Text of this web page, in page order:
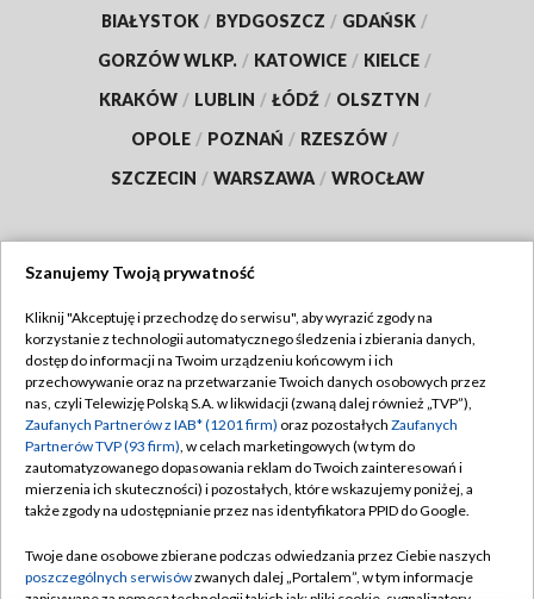
BIAŁYSTOK / BYDGOSZCZ / GDAŃSK /
GORZÓW WLKP. / KATOWICE / KIELCE /
KRAKÓW / LUBLIN / ŁÓDŹ / OLSZTYN /
OPOLE / POZNAŃ / RZESZÓW /
SZCZECIN / WARSZAWA / WROCŁAW
TVP
Abonament TVP
Emisja w TVP
Centrum informacji TVP
Naziemna Telewizja Cyfrowa
Rada Programowa
Regulamin TVP
Polityka prywatności
Moje zgody
Pomoc
Kontakt
Szanujemy Twoją prywatność
Kliknij "Akceptuję i przechodzę do serwisu", aby wyrazić zgody na
korzystanie z technologii automatycznego śledzenia i zbierania danych,
dostęp do informacji na Twoim urządzeniu końcowym i ich
przechowywanie oraz na przetwarzanie Twoich danych osobowych przez
nas, czyli Telewizję Polską S.A. w likwidacji (zwaną dalej również „TVP”),
Zaufanych Partnerów z IAB* (1201 firm) oraz pozostałych Zaufanych
Partnerów TVP (93 firm), w celach marketingowych (w tym do
zautomatyzowanego dopasowania reklam do Twoich zainteresowań i
mierzenia ich skuteczności) i pozostałych, które wskazujemy poniżej, a
także zgody na udostępnianie przez nas identyfikatora PPID do Google.
Twoje dane osobowe zbierane podczas odwiedzania przez Ciebie naszych
poszczególnych serwisówzwanych dalej „Portalem”, w tym informacje